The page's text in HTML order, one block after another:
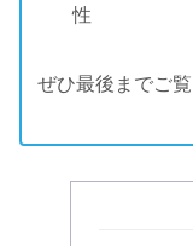
性
ぜひ最後までご覧